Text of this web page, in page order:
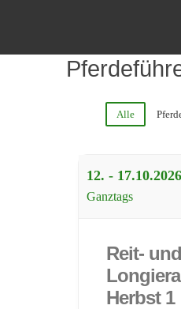
Alle
12. - 17.10.2026
Ganztags
Reit- und
Herbst 1